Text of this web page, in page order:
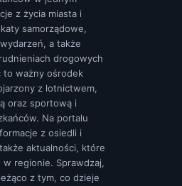
z życia miasta i
samorządowe,
a także
drogowych
to ważny ośrodek
z lotnictwem,
oraz sportową i
Na portalu
z osiedli i
aktualności, które
w regionie. Sprawdzaj,
z tym, co dzieje